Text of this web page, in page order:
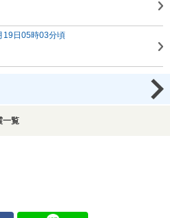
19日05時03分頃
一覧